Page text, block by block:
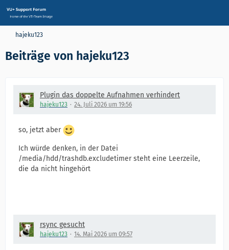
hajeku123
Beiträge von hajeku123
Plugin das doppelte Aufnahmen verhindert
hajeku123 24. Juli 2026 um 19:56
so, jetzt aber
Ich würde denken, in der Datei
/media/hdd/trashdb.excludetimer steht eine Leerzeile,
die da nicht hingehört
rsync gesucht
hajeku123 14. Mai 2026 um 09:57